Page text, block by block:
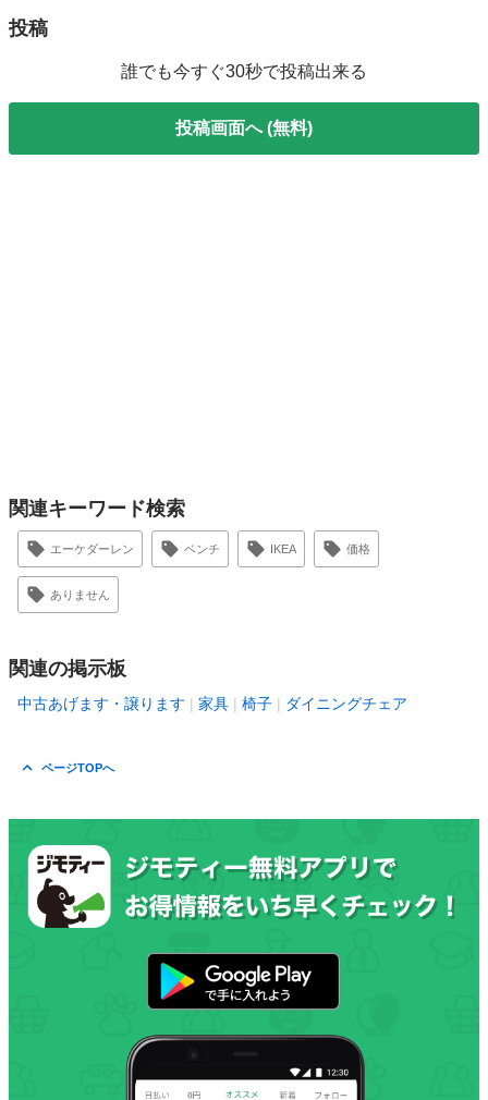
投稿
誰でも今すぐ30秒で投稿出来る
投稿画面へ (無料)
関連キーワード検索
エーケダーレン ベンチ IKEA 価格
ありません
関連の掲示板
中古あげます・譲ります 家具 椅子 ダイニングチェア
ページTOPへ